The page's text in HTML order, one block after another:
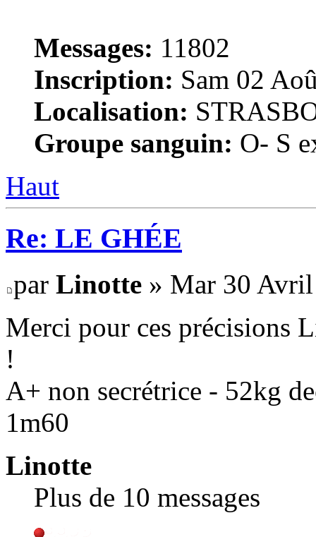
Messages: 11802
Inscription: Sam 02
Localisation:
Groupe sanguin: O- S
Haut
Re: LE GHÉE
par Linotte » Mar 30
Merci pour ces précisions
!
A+ non secrétrice - 52kg
1m60
Linotte
Plus de 10 messages